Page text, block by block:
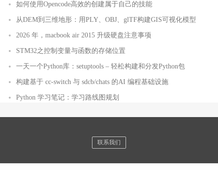
如何使用Opencode高效的创建属于自己的技能
从DEM到三维地形：用PLY、OBJ、glTF构建GIS可视化模型
2026 年，macbook air 2015 升级硬盘注意事项
STM32之控制变量与函数的存储位置
一天一个Python库：setuptools – 轻松构建和分发Python包
构建基于 cc-switch 与 sdcb/chats 的AI 编程基础设施
Python 学习笔记：学习路线图规划
联系我们